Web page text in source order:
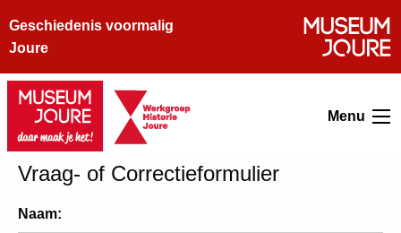
Geschiedenis voormalig
Joure
Menu
Vraag- of Correctieformulier
Naam: